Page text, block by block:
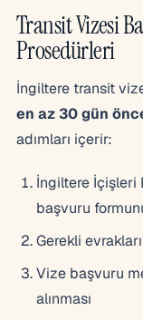
Transit Vizesi
Prosedürleri
İngiltere transit
en az 30 gün
adımları içerir:
İngiltere İçişleri
başvuru
Gerekli
Vize başvuru
alınması